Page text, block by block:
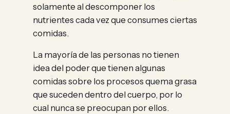
solamente al descomponer los
nutrientes cada vez que consumes ciertas
comidas.
La mayoría de las personas no tienen
idea del poder que tienen algunas
comidas sobre los procesos quema grasa
que suceden dentro del cuerpo, por lo
cual nunca se preocupan por ellos.